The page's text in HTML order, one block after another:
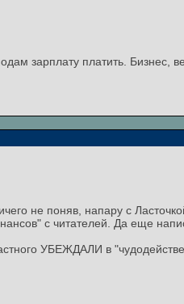
зарплату платить. Бизнес,
не поняв, напару с
с читателей. Да еще
УБЕЖДАЛИ в